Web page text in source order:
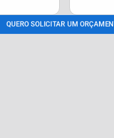
QUERO SOLICITAR UM